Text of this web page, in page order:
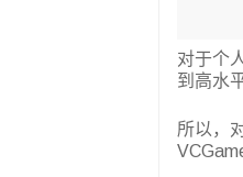
对于个
到高水
所以，